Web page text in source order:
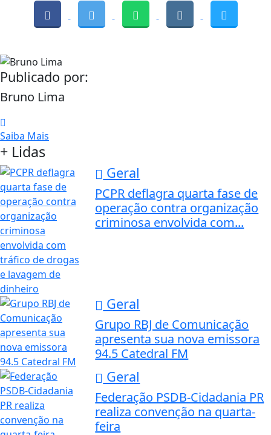
Publicado por:
Bruno Lima
Saiba Mais
+ Lidas
Geral
PCPR deflagra quarta fase de
operação contra organização
criminosa envolvida com...
Geral
Grupo RBJ de Comunicação
apresenta sua nova emissora
94.5 Catedral FM
Geral
Federação PSDB-Cidadania PR
realiza convenção na quarta-
feira